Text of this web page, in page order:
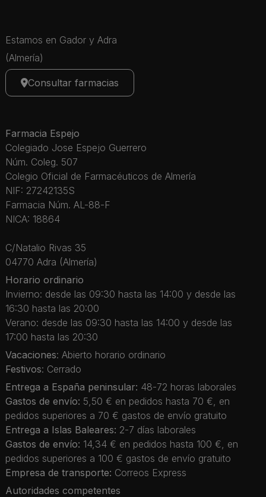
Estamos en Gador y Adra
(Almería)
Consultar farmacias
Farmacia Espejo
Colegiado Jose Espejo Guerrero
Núm. Coleg. 507
Colegio Oficial de Farmacéuticos de Almería
NIF: 27242135S
Farmacia Núm. AL-88-F
NICA: 18864
C/Natalio Rivas 35
04770 Adra (Almería)
Horario ordinario
Invierno: desde las 09:30 hasta las 14:00 y desde las
16:30 hasta las 20:00
Verano: desde las 09:30 hasta las 14:00 y desde las
17:00 hasta las 20:30
Vacaciones: Abierto horario ordinario
Festivos: Cerrado
Entrega a España peninsular: 48-72 horas laborales
Gastos de envío: 5,50 € en pedidos hasta 70 €, en
pedidos superiores a 70 € gastos de envío gratuito
Entrega a Islas Baleares: 2-7 días laborales
Gastos de envío: 14,34 € en pedidos hasta 100 €, en
pedidos superiores a 100 € gastos de envío gratuito
Empresa de transporte: Correos Express
Autoridades competentes